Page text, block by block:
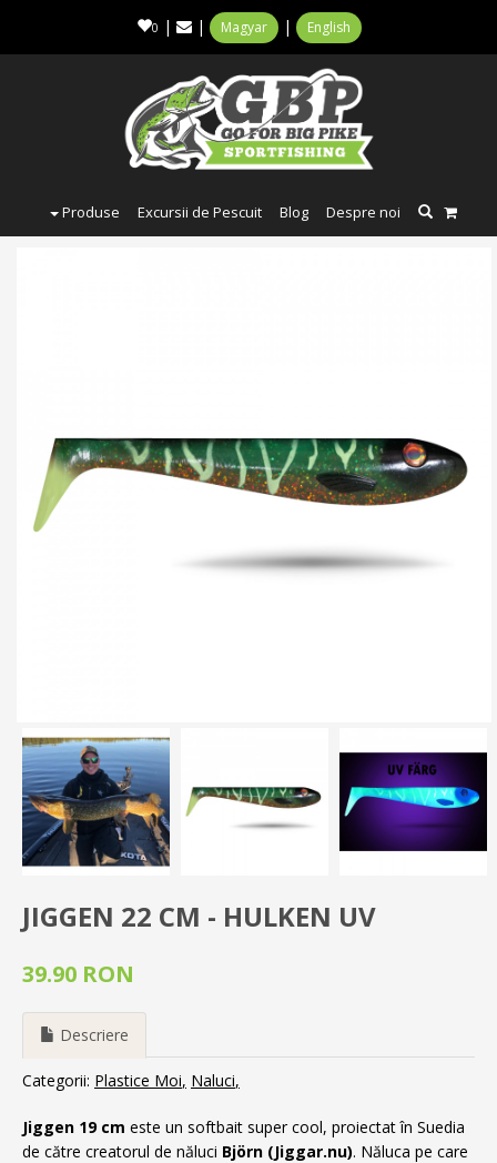
0 | | Magyar | English
Produse Excursii de Pescuit Blog Despre noi
JIGGEN 22 CM - HULKEN UV
39.90 RON
Descriere
Categorii: Plastice Moi Naluci
Jiggen 19 cm este un softbait super cool, proiectat în Suedia
de către creatorul de năluci Björn (Jiggar.nu). Năluca pe care